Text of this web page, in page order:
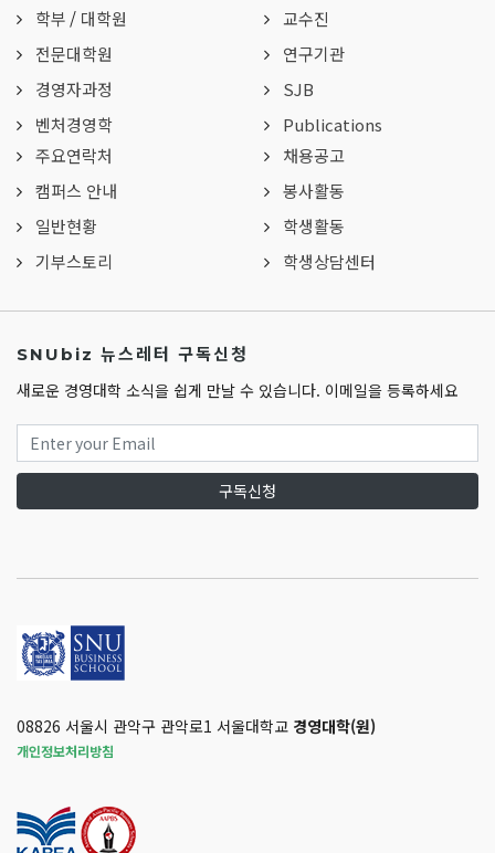
학부/ 대학원
전문대학원
경영자과정
벤처경영학
교수진
연구기관
SJB
Publications
주요연락처
캠퍼스 안내
일반현황
기부스토리
채용공고
봉사활동
학생활동
학생상담센터
SNUbiz 뉴스레터 구독신청
새로운 경영대학 소식을 쉽게 만날 수 있습니다. 이메일을 등록하세요
구독신청
08826 서울시 관악구 관악로1 서울대학교 경영대학(원)
개인정보처리방침